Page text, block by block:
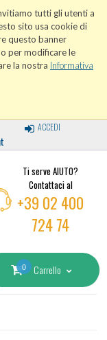
tutti gli utenti a
sito usa cookie di
questo banner
per modificare le
la nostra Informativa
ACCEDI
Ti serve AIUTO?
Contattaci al
+39 02 400
724 74
0 Carrello